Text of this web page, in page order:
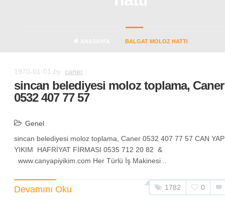
BALGAT MOLOZ HATTI
1970-01-01 by caner
sincan belediyesi moloz toplama, Caner
0532 407 77 57
Genel
sincan belediyesi moloz toplama, Caner 0532 407 77 57 CAN
YIKIM HAFRİYAT FİRMASI 0535 712 20 82 &
www.canyapiyikim.com Her Türlü İş Makinesi ..
Devamını Oku 1782 0